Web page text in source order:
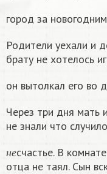
город за
Родители уехали и
брату не хотелось
он вытолкал его во
Через три дня мать
не знали что
н е счастье. В
отца не таял. Сын